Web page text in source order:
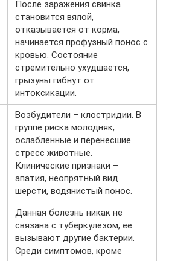
После заражения свинка
становится вялой,
отказывается от корма,
начинается профузный понос с
кровью. Состояние
стремительно ухудшается,
грызуны гибнут от
интоксикации.
Возбудители – клостридии. В
группе риска молодняк,
ослабленные и перенесшие
стресс животные.
Клинические признаки –
апатия, неопрятный вид
шерсти, водянистый понос.
Данная болезнь никак не
связана с туберкулезом, ее
вызывают другие бактерии.
Среди симптомов, кроме